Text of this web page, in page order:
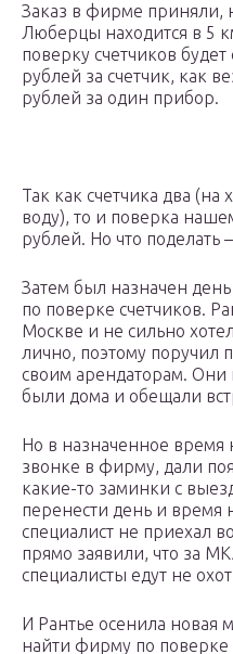
Заказ в фирме приняли,
Люберцы находится в 5
поверку счетчиков
рублей за счетчик, как
рублей за один прибор.
Так как счетчика два
воду), то и поверка
рублей. Но что поделать
Затем был назначен
по поверке счетчиков.
Москве и не сильно
лично, поэтому поручил
своим арендаторам. Они
были дома и обещали
Но в назначенное
звонке в фирму, дали
какие-то заминки с
перенести день и время
специалист не приехал
прямо заявили, что за
специалисты едут не
И Рантье осенила новая
найти фирму по поверке